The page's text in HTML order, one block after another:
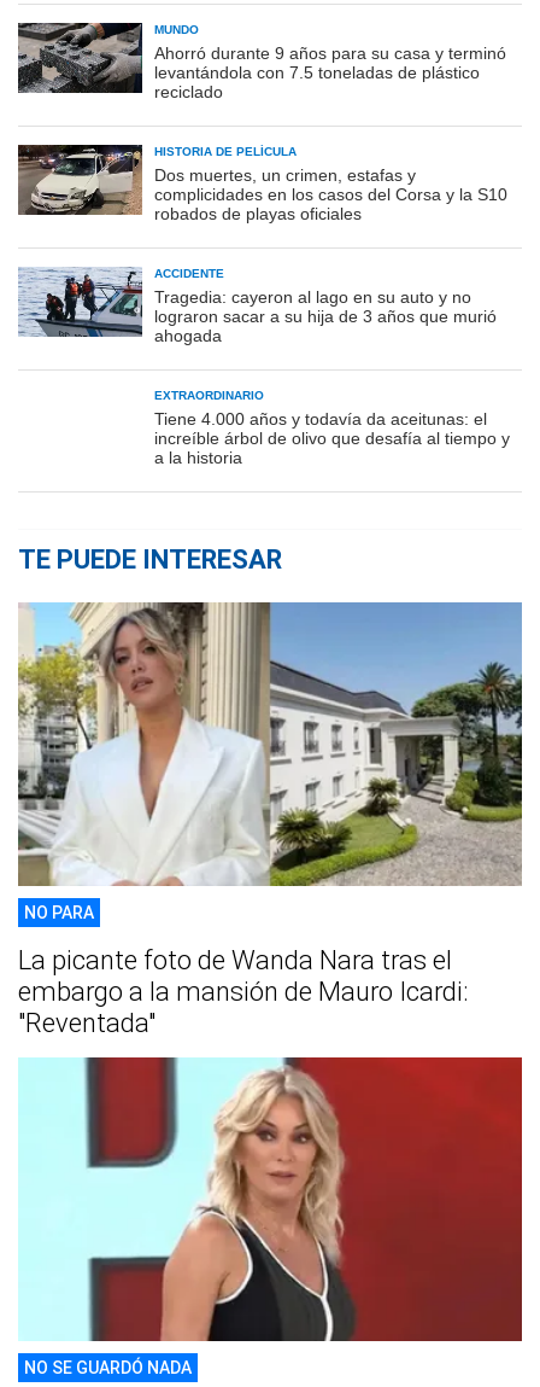
MUNDO
Ahorró durante 9 años para su casa y terminó
levantándola con 7.5 toneladas de plástico
reciclado
HISTORIA DE PELÍCULA
Dos muertes, un crimen, estafas y
complicidades en los casos del Corsa y la S10
robados de playas oficiales
ACCIDENTE
Tragedia: cayeron al lago en su auto y no
lograron sacar a su hija de 3 años que murió
ahogada
EXTRAORDINARIO
Tiene 4.000 años y todavía da aceitunas: el
increíble árbol de olivo que desafía al tiempo y
a la historia
TE PUEDE INTERESAR
NO PARA
La picante foto de Wanda Nara tras el
embargo a la mansión de Mauro Icardi:
"Reventada"
NO SE GUARDÓ NADA